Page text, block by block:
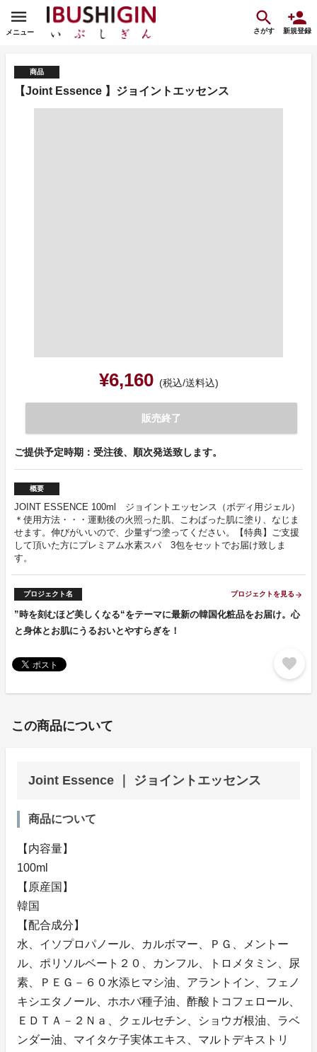
メニュー さがす 新規登録
商品
【Joint Essence 】ジョイントエッセンス
¥6,160 (税込/送料込)
販売終了
ご提供予定時期：受注後、順次発送致します。
概要
JOINT ESSENCE 100ml ジョイントエッセンス（ボディ用ジェル）
＊使用方法・・・運動後の火照った肌、こわばった肌に塗り、なじま
せます。伸びがいいので、少量ずつ塗ってください。【特典】ご支援
して頂いた方にプレミアム水素スパ 3包をセットでお届け致しま
す。
プロジェクト名 プロジェクトを見る arrow_forward
”時を刻むほど美しくなる“をテーマに最新の韓国化粧品をお届け。心
と身体とお肌にうるおいとやすらぎを！
favorite
この商品について
Joint Essence ｜ ジョイントエッセンス
商品について
【内容量】
100ml
【原産国】
韓国
【配合成分】
水、イソプロパノール、カルボマー、ＰＧ、メントー
ル、ポリソルベート２０、カンフル、トロメタミン、尿
素、ＰＥＧ－６０水添ヒマシ油、アラントイン、フェノ
キシエタノール、ホホバ種子油、酢酸トコフェロール、
ＥＤＴＡ－２Ｎａ、クェルセチン、ショウガ根油、ラベ
ンダー油、マイタケ子実体エキス、マルトデキストリ